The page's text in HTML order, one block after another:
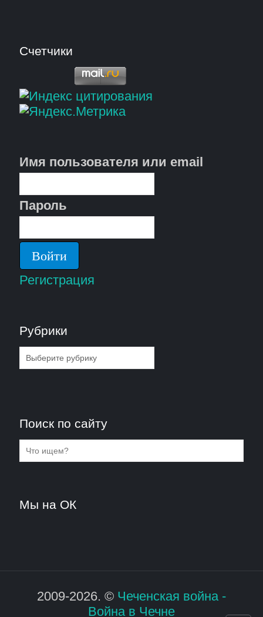
Счетчики
Имя пользователя или email
Пароль
Регистрация
Рубрики
Рубрики
Поиск по сайту
Мы на ОК
2009-2026. © Чеченская война -
Война в Чечне